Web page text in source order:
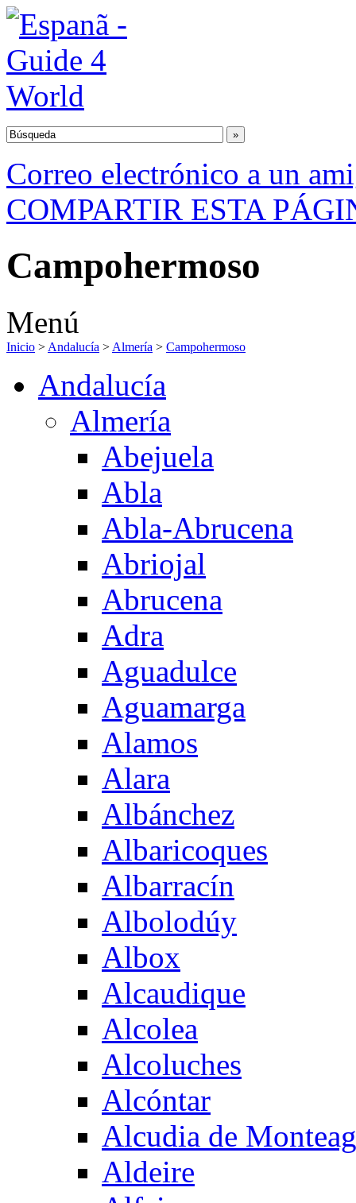
Correo electrónico a un
COMPARTIR ESTA
Campohermoso
Menú
Inicio > Andalucía > Almería > Campohermoso
Andalucía
Almería
Abejuela
Abla
Abla-Abrucena
Abriojal
Abrucena
Adra
Aguadulce
Aguamarga
Alamos
Alara
Albánchez
Albaricoques
Albarracín
Albolodúy
Albox
Alcaudique
Alcolea
Alcoluches
Alcóntar
Alcudia de
Aldeire